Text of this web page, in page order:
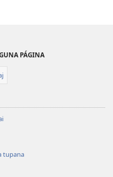
PÁGINA
tupana